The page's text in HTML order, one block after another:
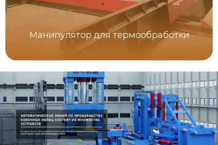
Манипулятор для термообработки